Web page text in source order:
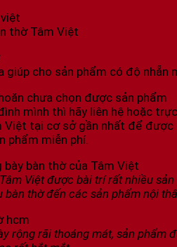
thờ Tâm Việt
giúp cho sản phẩm có độ nhẵn
chưa chọn được sản phẩm
mình thì hãy liên hệ hoặc trực
Việt tại cơ sở gần nhất để được
phẩm miễn phí.
Việt được bài trí rất nhiều sản
bàn thờ đến các sản phẩm nội
rộng rãi thoáng mát, sản phẩm